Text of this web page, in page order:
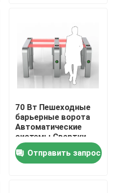
70 Вт Пешеходные
барьерные ворота
Автоматические
системы Свертки
Контроль
отпечатков пальцев
Отправить запрос